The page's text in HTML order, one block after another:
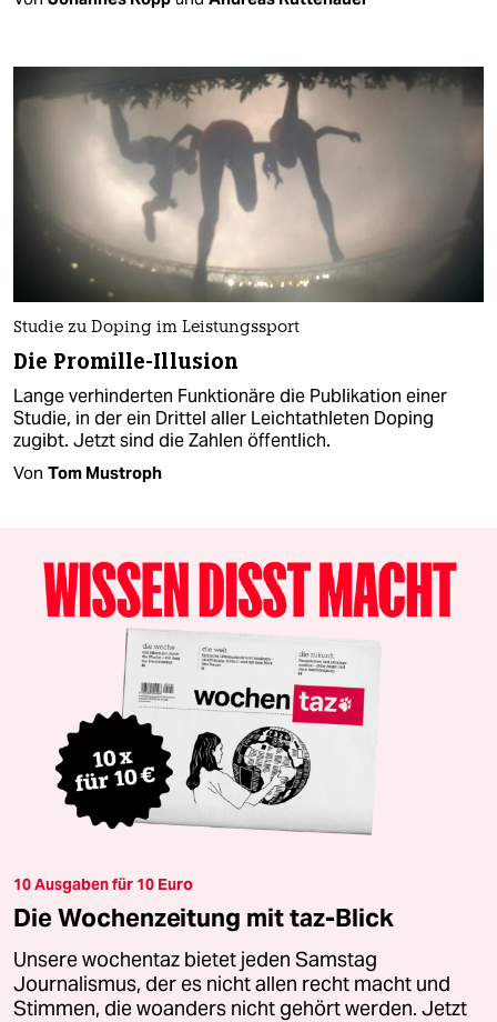
Studie zu Doping im Leistungssport
Die Promille-Illusion
Lange verhinderten Funktionäre die Publikation einer
Studie, in der ein Drittel aller Leichtathleten Doping
zugibt. Jetzt sind die Zahlen öffentlich.
Von Tom Mustroph
10 Ausgaben für 10 Euro
Die Wochenzeitung mit taz-Blick
Unsere wochentaz bietet jeden Samstag
Journalismus, der es nicht allen recht macht und
Stimmen, die woanders nicht gehört werden. Jetzt